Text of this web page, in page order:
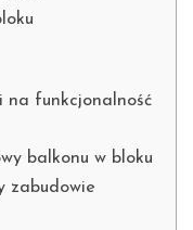
na funkcjonalność
balkonu w bloku
zabudowie